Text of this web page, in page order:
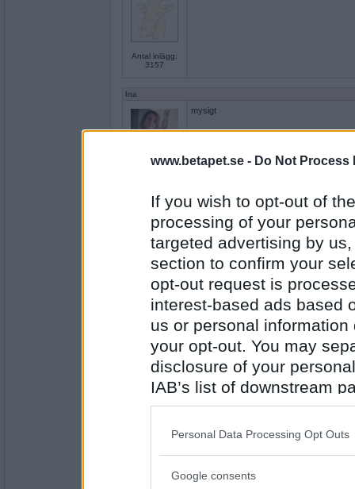
www.betapet.se - Do Not Process
If you wish to opt-out of
processing of your
targeted advertising by
section to confirm your
opt-out request is
interest-based ads based
us or personal
your opt-out. You may
disclosure of your
IAB’s list of downstream
also be disclosed by us
Downstream Participants
Please note that this
Personal Data Processing Opt Outs
Google consents
Antal inlägg:
3157
Ina
mysigt
StrömPia
Antal inlägg: 381
stearinljus
advent
- Ej medlem längre
högtid